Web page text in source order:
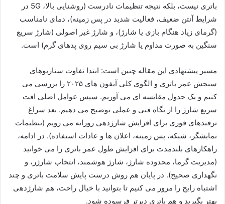
باتری نیست، بلکه نتیجه تنظیمات نادرست (روشنایی بالا، 5G در
شرایط آنتن ضعیف، فعالیت شدید در پس زمینه)، دمای نامناسب
(گرمای زیاد هنگام بازی یا شارژ)، و شارژ غیر اصولی (شارژ سریع
سنگین به صورت مداوم یا شارژ بی سیم روی پدهای گرم) است.
مسیر پیشنهادی این مقاله چنین است: ابتدا تفاوت سناریوهای
سنجش عمر باتری و الگوی کلی آیفون های ۲۰۲۵ را بررسی می
کنیم و یک جدول مقایسه ای می آوریم. سپس عوامل اصلی افت
سریع شارژ را از نگاه فنی و عملی توضیح می دهیم. بعد سراغ
ترفندهای فوری برای افزایش شارژدهی روزانه می رویم (تنظیمات
نمایشگر، شبکه، پس زمینه، اعلان ها و عادات استفاده). در ادامه،
راهکارهای بلندمدت برای افزایش طول عمر باتری را می خوانید
(مدیریت گرما، محدوده شارژ، شارژ هوشمند، انتخاب شارژر، و
نگهداری صحیح). در پایان هم روش درست پایش سلامت باتری و چند
اشتباه رایج را مرور می کنیم تا بتوانید با خیال راحت، هم شارژدهی
بهتر بگیرید و هم باتری دیرتر فرسوده شود.